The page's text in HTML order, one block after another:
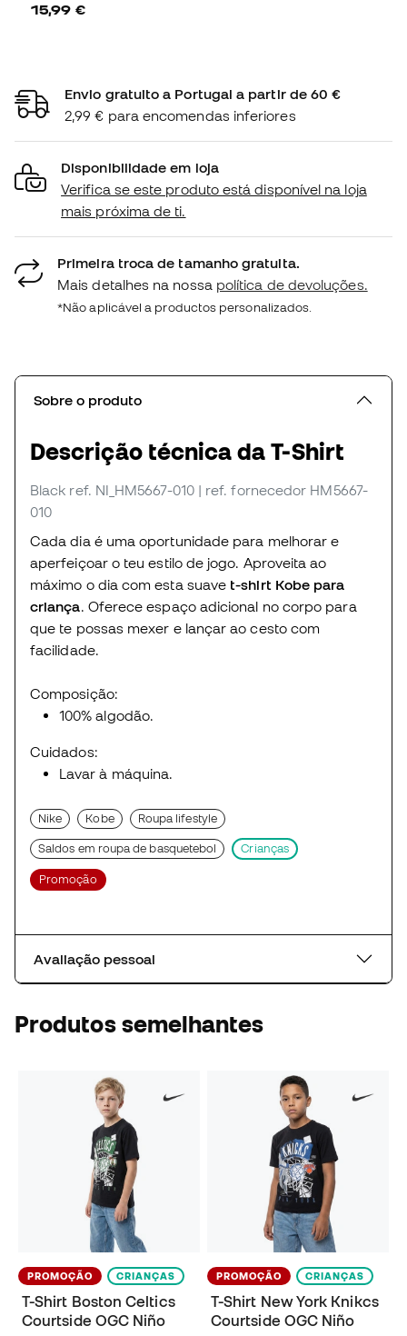
15,99 €
Envio gratuito a Portugal a partir de 60 €
2,99 € para encomendas inferiores
Disponibilidade em loja
Verifica se este produto está disponível na loja
mais próxima de ti.
Primeira troca de tamanho gratuita.
Mais detalhes na nossa política de devoluções.
*Não aplicável a productos personalizados.
Sobre o produto
Descrição técnica da T-Shirt
Black ref. NI_HM5667-010 | ref. fornecedor HM5667-
010
Cada dia é uma oportunidade para melhorar e
aperfeiçoar o teu estilo de jogo. Aproveita ao
máximo o dia com esta suave t-shirt Kobe para
criança . Oferece espaço adicional no corpo para
que te possas mexer e lançar ao cesto com
facilidade.
Composição:
100% algodão.
Cuidados:
Lavar à máquina.
Nike Kobe Roupa lifestyle
Saldos em roupa de basquetebol Crianças
Promoção
Avaliação pessoal
Produtos semelhantes
PROMOÇÃO CRIANÇAS
T-Shirt Boston Celtics
Courtside OGC Niño
PROMOÇÃO CRIANÇAS
T-Shirt New York Knikcs
Courtside OGC Niño